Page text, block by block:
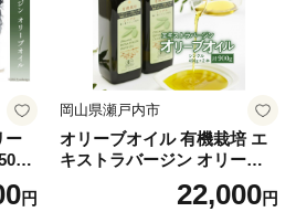
ー
紫
オ円
岡山県瀬戸内市
オリーブオイル 有機栽培 エ
キストラバージン オリーブ
オイル シングル 2本 セット
オーガニック 調味料 油 オリ
22,000円